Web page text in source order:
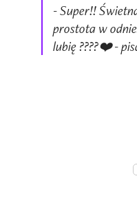
- Super!!
prostota w
lubię ????❤️ -